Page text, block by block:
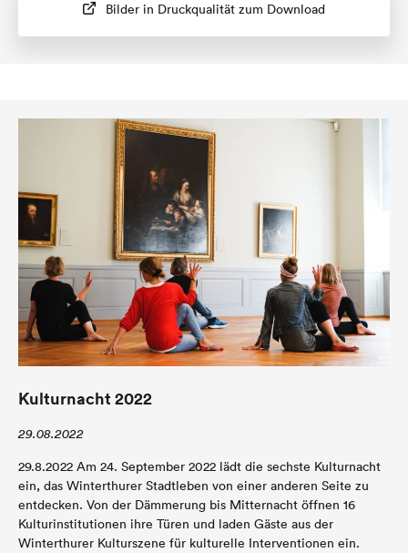
Bilder in Druckqualität zum Download
Kulturnacht 2022
29.08.2022
29.8.2022 Am 24. September 2022 lädt die sechste Kulturnacht
ein, das Winterthurer Stadtleben von einer anderen Seite zu
entdecken. Von der Dämmerung bis Mitternacht öffnen 16
Kulturinstitutionen ihre Türen und laden Gäste aus der
Winterthurer Kulturszene für kulturelle Interventionen ein.